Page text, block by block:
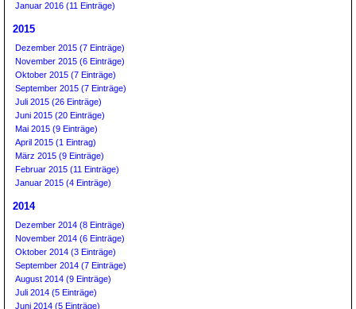
Januar 2016 (11 Einträge)
2015
Dezember 2015 (7 Einträge)
November 2015 (6 Einträge)
Oktober 2015 (7 Einträge)
September 2015 (7 Einträge)
Juli 2015 (26 Einträge)
Juni 2015 (20 Einträge)
Mai 2015 (9 Einträge)
April 2015 (1 Eintrag)
März 2015 (9 Einträge)
Februar 2015 (11 Einträge)
Januar 2015 (4 Einträge)
2014
Dezember 2014 (8 Einträge)
November 2014 (6 Einträge)
Oktober 2014 (3 Einträge)
September 2014 (7 Einträge)
August 2014 (9 Einträge)
Juli 2014 (5 Einträge)
Juni 2014 (5 Einträge)